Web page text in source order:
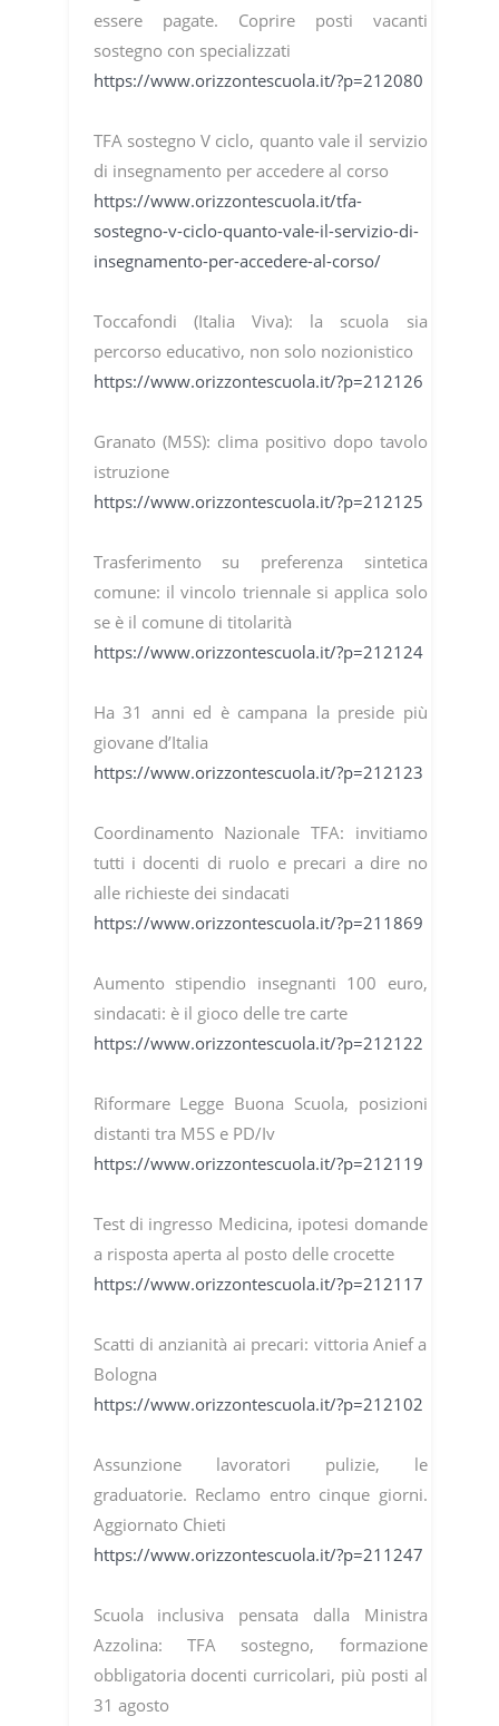
essere pagate. Coprire posti vacanti
sostegno con specializzati
https://www.orizzontescuola.it/?p=212080
TFA sostegno V ciclo, quanto vale il servizio
di insegnamento per accedere al corso
https://www.orizzontescuola.it/tfa-
sostegno-v-ciclo-quanto-vale-il-servizio-di-
insegnamento-per-accedere-al-corso/
Toccafondi (Italia Viva): la scuola sia
percorso educativo, non solo nozionistico
https://www.orizzontescuola.it/?p=212126
Granato (M5S): clima positivo dopo tavolo
istruzione
https://www.orizzontescuola.it/?p=212125
Trasferimento su preferenza sintetica
comune: il vincolo triennale si applica solo
se è il comune di titolarità
https://www.orizzontescuola.it/?p=212124
Ha 31 anni ed è campana la preside più
giovane d’Italia
https://www.orizzontescuola.it/?p=212123
Coordinamento Nazionale TFA: invitiamo
tutti i docenti di ruolo e precari a dire no
alle richieste dei sindacati
https://www.orizzontescuola.it/?p=211869
Aumento stipendio insegnanti 100 euro,
sindacati: è il gioco delle tre carte
https://www.orizzontescuola.it/?p=212122
Riformare Legge Buona Scuola, posizioni
distanti tra M5S e PD/Iv
https://www.orizzontescuola.it/?p=212119
Test di ingresso Medicina, ipotesi domande
a risposta aperta al posto delle crocette
https://www.orizzontescuola.it/?p=212117
Scatti di anzianità ai precari: vittoria Anief a
Bologna
https://www.orizzontescuola.it/?p=212102
Assunzione lavoratori pulizie, le
graduatorie. Reclamo entro cinque giorni.
Aggiornato Chieti
https://www.orizzontescuola.it/?p=211247
Scuola inclusiva pensata dalla Ministra
Azzolina: TFA sostegno, formazione
obbligatoria docenti curricolari, più posti al
31 agosto